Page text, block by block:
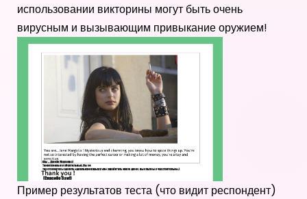
использовании викторины могут быть очень
вирусным и вызывающим привыкание оружием!
Пример результатов теста (что видит респондент)